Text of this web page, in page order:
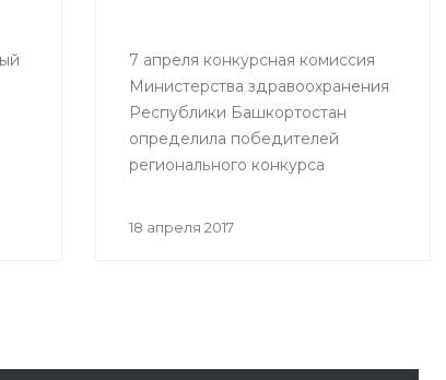
7 апреля конкурсная комиссия
Министерства здравоохранения
Республики Башкортостан
определила победителей
регионального конкурса
18 апреля 2017